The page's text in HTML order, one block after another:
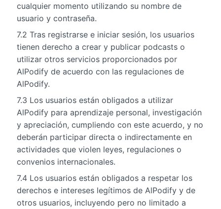
cualquier momento utilizando su nombre de
usuario y contraseña.
7.2 Tras registrarse e iniciar sesión, los usuarios
tienen derecho a crear y publicar podcasts o
utilizar otros servicios proporcionados por
AlPodify de acuerdo con las regulaciones de
AlPodify.
7.3 Los usuarios están obligados a utilizar
AlPodify para aprendizaje personal, investigación
y apreciación, cumpliendo con este acuerdo, y no
deberán participar directa o indirectamente en
actividades que violen leyes, regulaciones o
convenios internacionales.
7.4 Los usuarios están obligados a respetar los
derechos e intereses legítimos de AlPodify y de
otros usuarios, incluyendo pero no limitado a